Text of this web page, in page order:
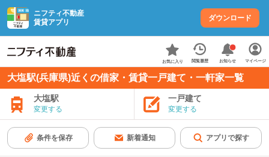
ニフティ不動産
賃貸アプリ
ダウンロード
お気に入り 閲覧履歴 お知らせ マイページ
大塩駅(兵庫県)近くの借家・賃貸一戸建て・一軒家一覧
大塩駅
変更する
一戸建て
変更する
条件を保存 新着通知 アプリで探す